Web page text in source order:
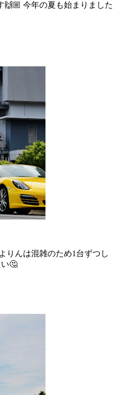
🙌🏼 今年の夏も始まりました
りんは混雑のため1台ずつし
🤔